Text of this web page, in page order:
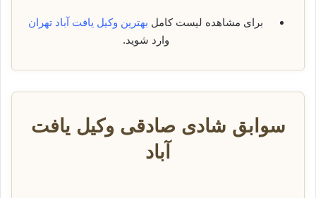
برای مشاهده لیست کامل بهترین وکیل یافت آباد تهران
وارد شوید.
سوابق شادی صادقی وکیل یافت
آباد